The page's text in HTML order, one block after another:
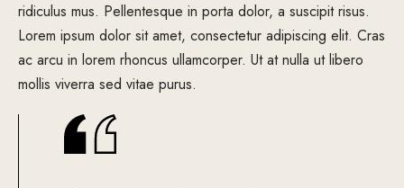
ridiculus mus. Pellentesque in porta dolor, a suscipit risus.
Lorem ipsum dolor sit amet, consectetur adipiscing elit. Cras
ac arcu in lorem rhoncus ullamcorper. Ut at nulla ut libero
mollis viverra sed vitae purus.